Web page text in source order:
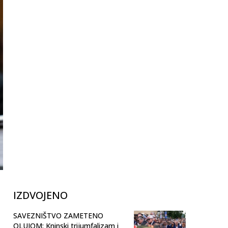
IZDVOJENO
SAVEZNIŠTVO ZAMETENO
OLUJOM: Kninski trijumfalizam i